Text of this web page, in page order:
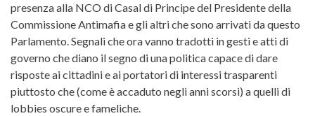
presenza alla NCO di Casal di Principe del Presidente della
Commissione Antimafia e gli altri che sono arrivati da questo
Parlamento. Segnali che ora vanno tradotti in gesti e atti di
governo che diano il segno di una politica capace di dare
risposte ai cittadini e ai portatori di interessi trasparenti
piuttosto che (come è accaduto negli anni scorsi) a quelli di
lobbies oscure e fameliche.